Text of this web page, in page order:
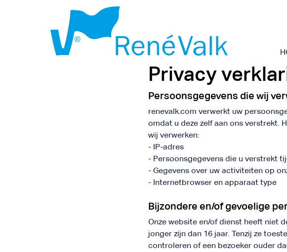
Privacy
Persoonsgegevens die wij
renevalk.com verwerkt uw
omdat u deze zelf aan ons verstrekt.
wij verwerken:
- IP-adres
- Persoonsgegevens die u verstrekt
- Gegevens over uw activiteiten op
- Internetbrowser en apparaat type
Bijzondere en/of gevoelige
Onze website en/of dienst heeft niet
jonger zijn dan 16 jaar. Tenzij ze
controleren of een bezoeker ouder